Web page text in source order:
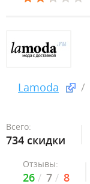
Lamoda
Всего:
734 скидки
Отзывы:
26 7 8